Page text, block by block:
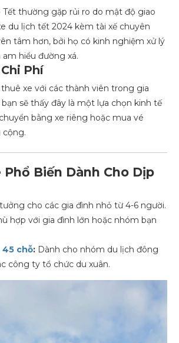
Tết thường gặp rủi ro do mật độ giao
du lịch tết 2024 kèm tài xế chuyên
tâm hơn, bởi họ có kinh nghiệm xử lý
hiểu đường xá.
Phí
thuê xe với các thành viên trong gia
sẽ thấy đây là một lựa chọn kinh tế
bằng xe riêng hoặc mua vé
cộng.
Phổ Biến Dành Cho Dịp
cho các gia đình nhỏ từ 4-6 người.
hợp với gia đình lớn hoặc nhóm bạn
45 chỗ: Dành cho nhóm du lịch đông
công ty tổ chức du xuân.